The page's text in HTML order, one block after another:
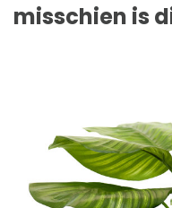
misschien is